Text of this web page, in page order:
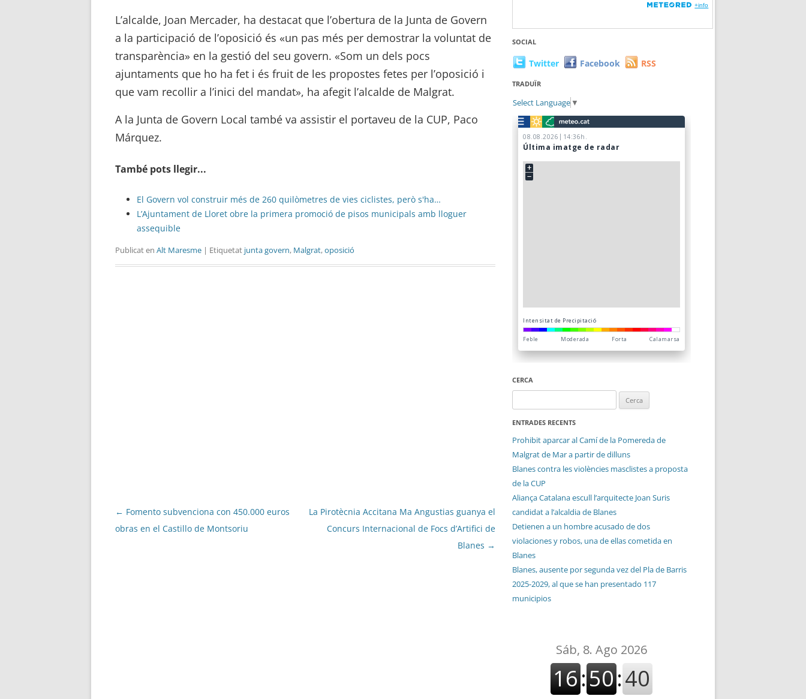
L’alcalde, Joan Mercader, ha destacat que l’obertura de la Junta de Govern
a la participació de l’oposició és «un pas més per demostrar la voluntat de
transparència» en la gestió del seu govern. «Som un dels pocs
ajuntaments que ho ha fet i és fruit de les propostes fetes per l’oposició i
que vam recollir a l’inici del mandat», ha afegit l’alcalde de Malgrat.
A la Junta de Govern Local també va assistir el portaveu de la CUP, Paco
Márquez.
També pots llegir...
El Govern vol construir més de 260 quilòmetres de vies ciclistes, però s'ha…
L’Ajuntament de Lloret obre la primera promoció de pisos municipals amb lloguer
assequible
Publicat en Alt Maresme | Etiquetat junta govern, Malgrat,oposició
Navegació
per
← Fomento subvenciona con 450.000 euros
obras en el Castillo de Montsoriu
La Pirotècnia Accitana Ma Angustias guanya el
Concurs Internacional de Focs d’Artifici de
Blanes →
SOCIAL
Twitter Facebook RSS
TRADUÏR
Select Language ▼
CERCA
ENTRADES RECENTS
Prohibit aparcar al Camí de la Pomereda de
Malgrat de Mar a partir de dilluns
Blanes contra les violències masclistes a proposta
de la CUP
Aliança Catalana escull l’arquitecte Joan Suris
candidat a l’alcaldia de Blanes
Detienen a un hombre acusado de dos
violaciones y robos, una de ellas cometida en
Blanes
Blanes, ausente por segunda vez del Pla de Barris
2025-2029, al que se han presentado 117
municipios